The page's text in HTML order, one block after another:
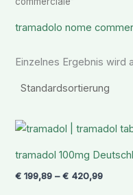
tramadolo nome
Einzelnes Ergebnis wird
tramadol 100mg
€ 199,89 –€ 420,99
€